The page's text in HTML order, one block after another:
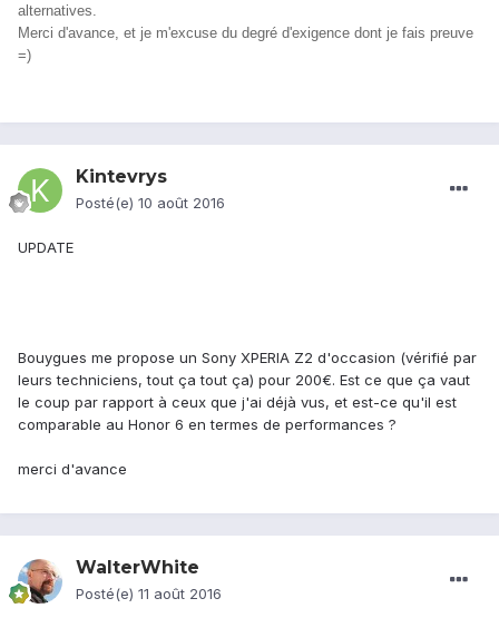
alternatives.
Merci d'avance, et je m'excuse du degré d'exigence dont je fais preuve
=)
Kintevrys
Posté(e) 10 août 2016
UPDATE
Bouygues me propose un Sony XPERIA Z2 d'occasion (vérifié par
leurs techniciens, tout ça tout ça) pour 200€. Est ce que ça vaut
le coup par rapport à ceux que j'ai déjà vus, et est-ce qu'il est
comparable au Honor 6 en termes de performances ?
merci d'avance
WalterWhite
Posté(e) 11 août 2016